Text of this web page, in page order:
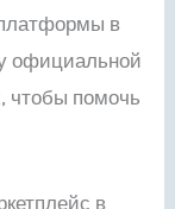
в
официальной
чтобы помочь
в